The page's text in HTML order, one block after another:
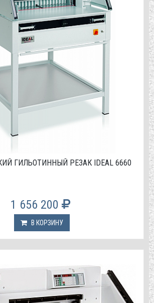
ГИЛЬОТИННЫЙ РЕЗАК IDEAL 6660
1 656 200
В КОРЗИНУ